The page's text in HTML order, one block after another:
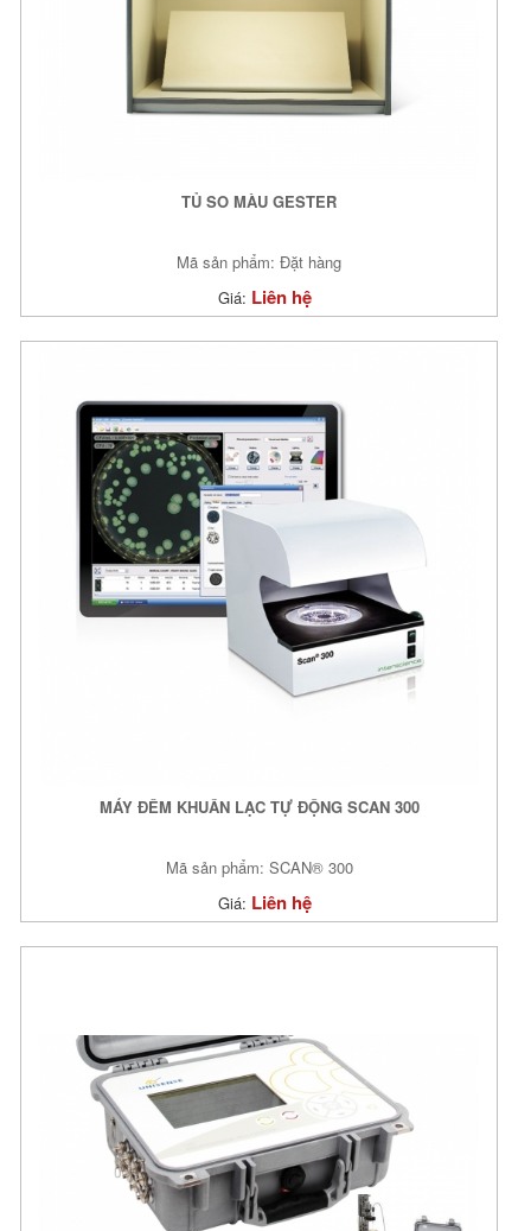
TỦ SO MÀU GESTER
Mã sản phẩm: Đặt hàng
Giá: Liên hệ
MÁY ĐẾM KHUẨN LẠC TỰ ĐỘNG SCAN 300
Mã sản phẩm: SCAN® 300
Giá: Liên hệ